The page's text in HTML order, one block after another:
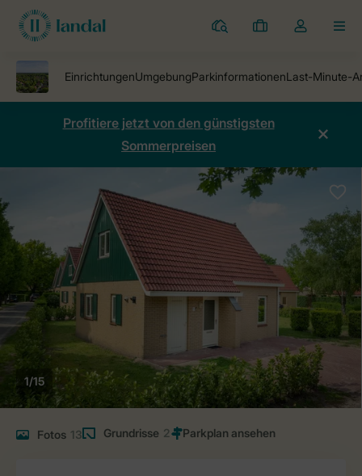
Ferienparks
Meine
Dropdown-
öffnen
Profitiere jetzt von den günstigsten
Sommerpreisen
1/15
Fotos 13 Grundrisse 2